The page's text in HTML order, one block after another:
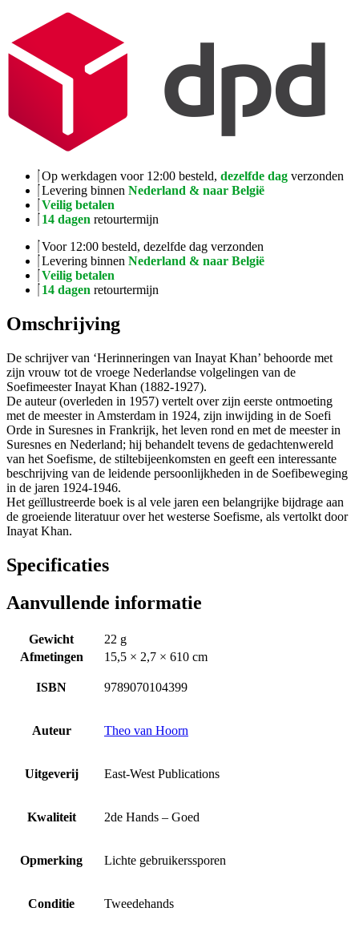
Op werkdagen voor 12:00 besteld, dezelfde dag verzonden
Levering binnen Nederland & naar België
Veilig betalen
14 dagen retourtermijn
Voor 12:00 besteld, dezelfde dag verzonden
Levering binnen Nederland & naar België
Veilig betalen
14 dagen retourtermijn
Omschrijving
De schrijver van ‘Herinneringen van Inayat Khan’ behoorde met
zijn vrouw tot de vroege Nederlandse volgelingen van de
Soefimeester Inayat Khan (1882-1927).
De auteur (overleden in 1957) vertelt over zijn eerste ontmoeting
met de meester in Amsterdam in 1924, zijn inwijding in de Soefi
Orde in Suresnes in Frankrijk, het leven rond en met de meester in
Suresnes en Nederland; hij behandelt tevens de gedachtenwereld
van het Soefisme, de stiltebijeenkomsten en geeft een interessante
beschrijving van de leidende persoonlijkheden in de Soefibeweging
in de jaren 1924-1946.
Het geïllustreerde boek is al vele jaren een belangrijke bijdrage aan
de groeiende literatuur over het westerse Soefisme, als vertolkt door
Inayat Khan.
Specificaties
Aanvullende informatie
Gewicht
22 g
Afmetingen
15,5 × 2,7 × 610 cm
ISBN 9789070104399
Auteur Theo van Hoorn
Uitgeverij East-West Publications
Kwaliteit 2de Hands – Goed
Opmerking Lichte gebruikerssporen
Conditie Tweedehands